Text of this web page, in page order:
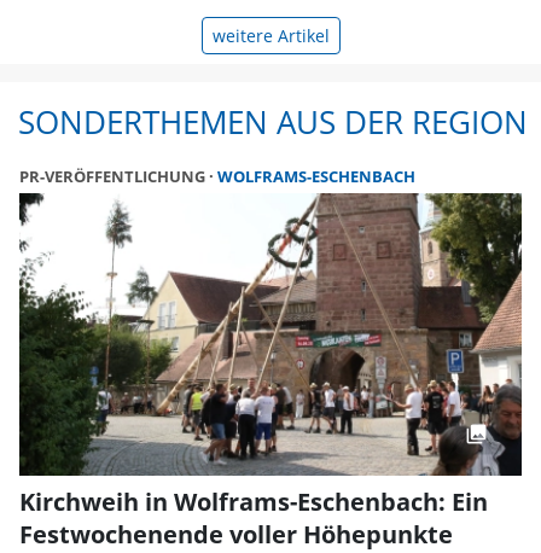
weitere Artikel
SONDERTHEMEN AUS DER REGION
PR-VERÖFFENTLICHUNG WOLFRAMS-ESCHENBACH
Kirchweih in Wolframs-Eschenbach: Ein
Festwochenende voller Höhepunkte